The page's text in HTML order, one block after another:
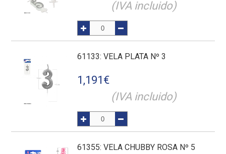
(IVA incluido)
61133: VELA PLATA Nº 3
1,191 €
(IVA incluido)
61355: VELA CHUBBY ROSA Nº 5